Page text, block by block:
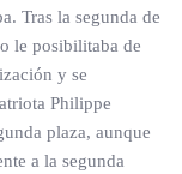
Tras la segunda de
le posibilitaba de
y se
Philippe
plaza, aunque
a la segunda